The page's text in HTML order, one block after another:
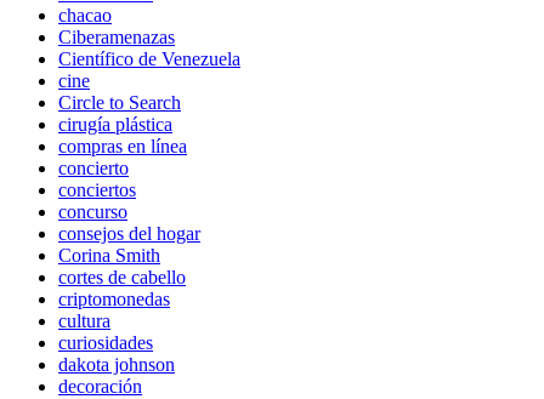
chacao
Ciberamenazas
Científico de Venezuela
cine
Circle to Search
cirugía plástica
compras en línea
concierto
conciertos
concurso
consejos del hogar
Corina Smith
cortes de cabello
criptomonedas
cultura
curiosidades
dakota johnson
decoración